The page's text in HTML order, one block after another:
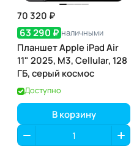
70 320 ₽
63 290 ₽ наличными
Планшет Apple iPad Air
11" 2025, M3, Cellular, 128
ГБ, серый космос
Доступно
В корзину